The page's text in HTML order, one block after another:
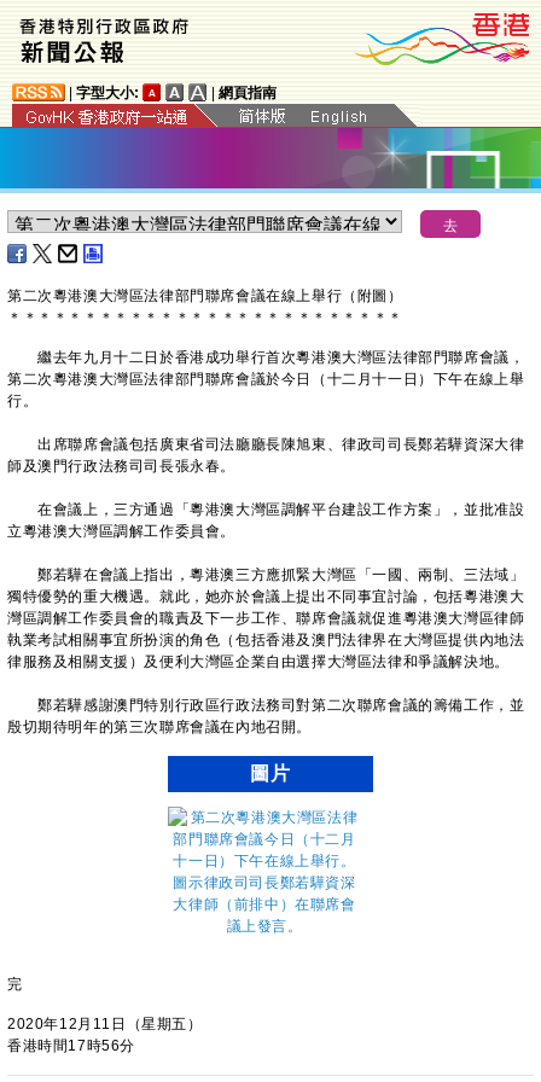
字型大小: 網頁指南
第二次粵港澳大灣區法律部門聯席會議在線上舉行（附圖）
＊ ＊ ＊ ＊ ＊ ＊ ＊ ＊ ＊ ＊ ＊ ＊ ＊ ＊ ＊ ＊ ＊ ＊ ＊ ＊ ＊ ＊ ＊ ＊ ＊ ＊
繼去年九月十二日於香港成功舉行首次粵港澳大灣區法律部門聯席會議，
第二次粵港澳大灣區法律部門聯席會議於今日（十二月十一日）下午在線上舉
行。
出席聯席會議包括廣東省司法廳廳長陳旭東、律政司司長鄭若驊資深大律
師及澳門行政法務司司長張永春。
在會議上，三方通過「粵港澳大灣區調解平台建設工作方案」，並批准設
立粵港澳大灣區調解工作委員會。
鄭若驊在會議上指出，粵港澳三方應抓緊大灣區「一國、兩制、三法域」
獨特優勢的重大機遇。就此，她亦於會議上提出不同事宜討論，包括粵港澳大
灣區調解工作委員會的職責及下一步工作、聯席會議就促進粵港澳大灣區律師
執業考試相關事宜所扮演的角色（包括香港及澳門法律界在大灣區提供內地法
律服務及相關支援）及便利大灣區企業自由選擇大灣區法律和爭議解決地。
鄭若驊感謝澳門特別行政區行政法務司對第二次聯席會議的籌備工作，並
殷切期待明年的第三次聯席會議在內地召開。
圖片
完
2020年12月11日（星期五）
香港時間17時56分